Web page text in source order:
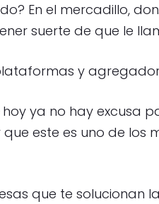
En el mercadillo,
suerte de que le
y
ya no hay excusa
este es uno de
que te